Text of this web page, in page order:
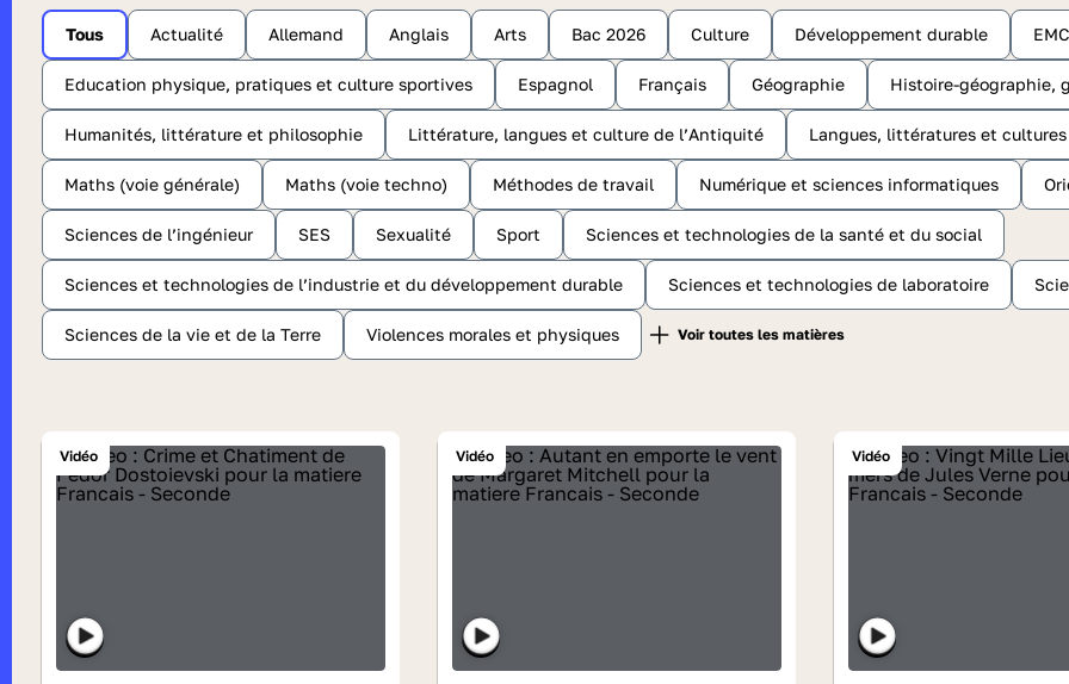
Tous Actualité Allemand Anglais Arts Bac 2026 Culture Développement durable EMC
Education physique, pratiques et culture sportives Espagnol Français Géographie Histoire-géographie,
Humanités, littérature et philosophie Littérature, langues et culture de l’Antiquité Langues, littératures et
Maths (voie générale) Maths (voie techno) Méthodes de travail Numérique et sciences informatiques
Sciences de l’ingénieur SES Sexualité Sport Sciences et technologies de la santé et du social
Sciences et technologies de l’industrie et du développement durable Sciences et technologies de laboratoire
Sciences de la vie et de la Terre Violences morales et physiques
Vidéo Vidéo Vidéo